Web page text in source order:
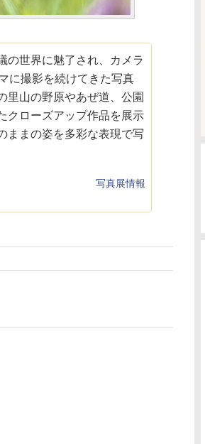
の世界に魅了され、カメラ
に撮影を続けてきた写真
里山の野原やあぜ道、公園
クローズアップ作品を展示
ままの姿を多彩な表現で写
写真展情報